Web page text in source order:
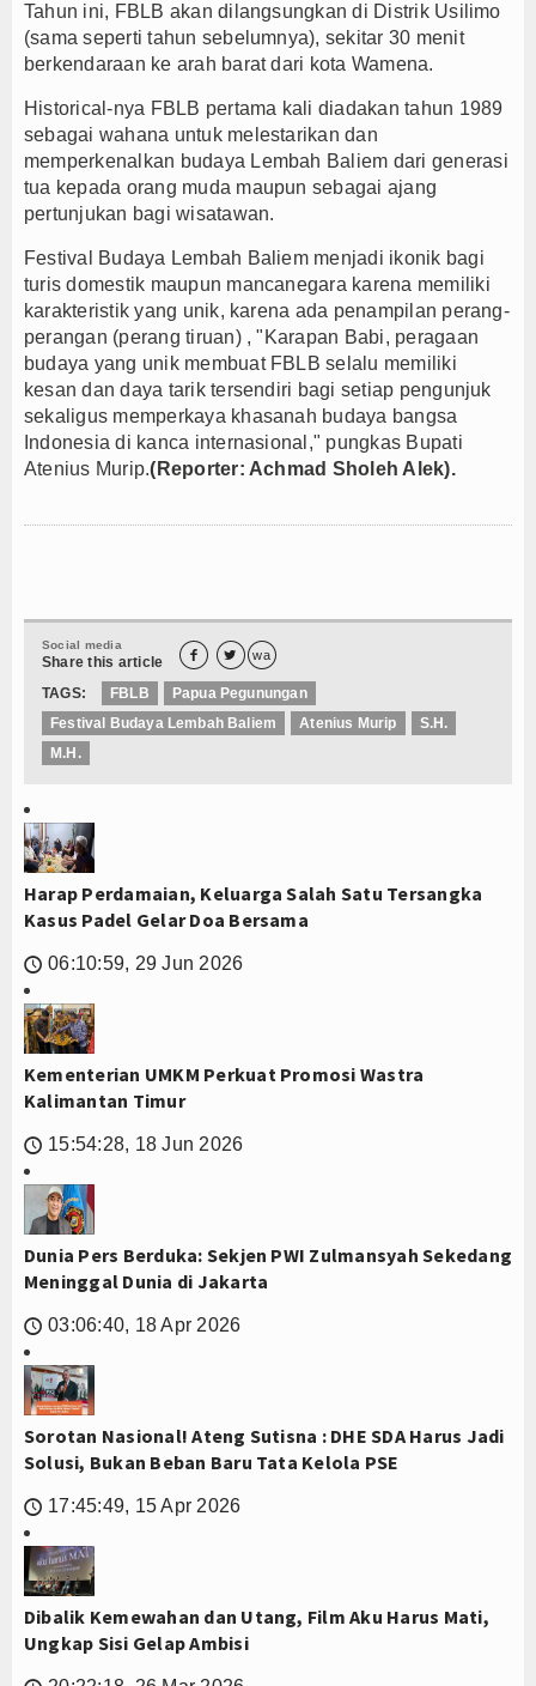
Tahun ini, FBLB akan dilangsungkan di Distrik Usilimo
(sama seperti tahun sebelumnya), sekitar 30 menit
berkendaraan ke arah barat dari kota Wamena.
Historical-nya FBLB pertama kali diadakan tahun 1989
sebagai wahana untuk melestarikan dan
memperkenalkan budaya Lembah Baliem dari generasi
tua kepada orang muda maupun sebagai ajang
pertunjukan bagi wisatawan.
Festival Budaya Lembah Baliem menjadi ikonik bagi
turis domestik maupun mancanegara karena memiliki
karakteristik yang unik, karena ada penampilan perang-
perangan (perang tiruan) , "Karapan Babi, peragaan
budaya yang unik membuat FBLB selalu memiliki
kesan dan daya tarik tersendiri bagi setiap pengunjuk
sekaligus memperkaya khasanah budaya bangsa
Indonesia di kanca internasional," pungkas Bupati
Atenius Murip.(Reporter: Achmad Sholeh Alek).
Social media
Share this article   wa
TAGS: FBLB
Papua Pegunungan
Festival Budaya Lembah Baliem
Atenius Murip
S.H.
M.H.
Harap Perdamaian, Keluarga Salah Satu Tersangka
Kasus Padel Gelar Doa Bersama
🕔 06:10:59, 29 Jun 2026
Kementerian UMKM Perkuat Promosi Wastra
Kalimantan Timur
🕔 15:54:28, 18 Jun 2026
Dunia Pers Berduka: Sekjen PWI Zulmansyah Sekedang
Meninggal Dunia di Jakarta
🕔 03:06:40, 18 Apr 2026
Sorotan Nasional! Ateng Sutisna : DHE SDA Harus Jadi
Solusi, Bukan Beban Baru Tata Kelola PSE
🕔 17:45:49, 15 Apr 2026
Dibalik Kemewahan dan Utang, Film Aku Harus Mati,
Ungkap Sisi Gelap Ambisi